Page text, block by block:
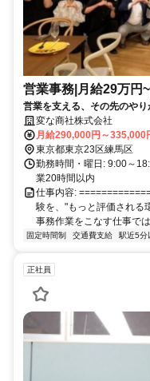
営業事務|月給29万円
営業を支える、その先のや
上、営業との連携など、一
がっています。 これまでの
として活躍できる環境です。
変な商社株式会社
月給290,000円～335,000
東京都東京23区練馬区
勤務時間・曜日: 9:00～
業20時間以内
仕事内容:
験を、"もっと評価される
事務作業をこなす仕事で
固定時間制 交通費支給 駅近5分
正社員